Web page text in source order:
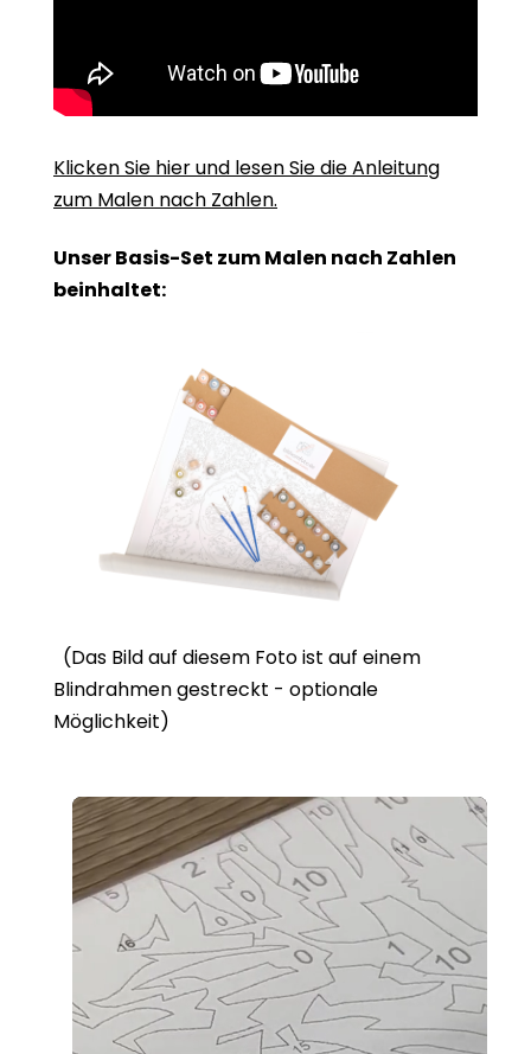
Klicken Sie hier und lesen Sie die Anleitung
zum Malen nach Zahlen.
Unser Basis-Set zum Malen nach Zahlen
beinhaltet:
(Das Bild auf diesem Foto ist auf einem
Blindrahmen gestreckt - optionale
Möglichkeit)